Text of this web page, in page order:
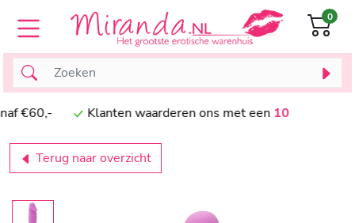
vanaf €60,- Klanten waarderen ons met een
0
Terug naar overzicht